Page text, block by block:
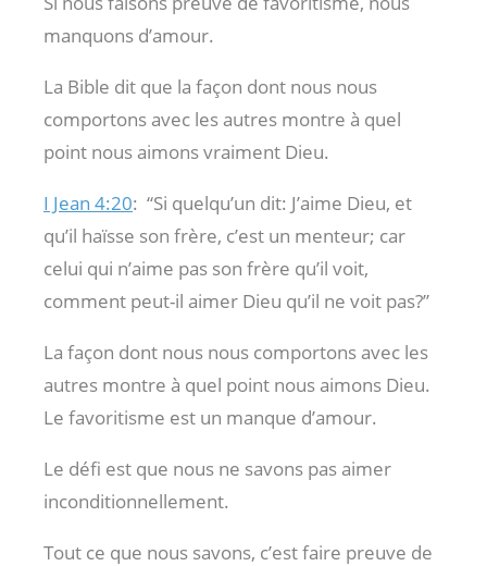
manquons d’amour.
La Bible dit que la façon dont nous nous
comportons avec les autres montre à quel
point nous aimons vraiment Dieu.
I Jean 4:20: “Si quelqu’un dit: J’aime Dieu, et
qu’il haïsse son frère, c’est un menteur; car
celui qui n’aime pas son frère qu’il voit,
comment peut-il aimer Dieu qu’il ne voit pas?”
La façon dont nous nous comportons avec les
autres montre à quel point nous aimons Dieu.
Le favoritisme est un manque d’amour.
Le défi est que nous ne savons pas aimer
inconditionnellement.
Tout ce que nous savons, c’est faire preuve de